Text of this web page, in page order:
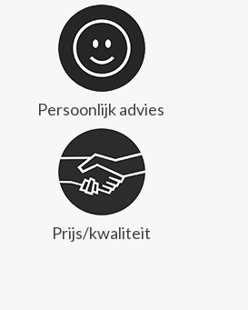
Persoonlijk advies
Prijs/kwaliteit